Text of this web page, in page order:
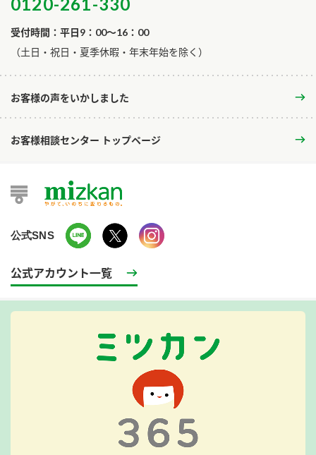
0120-261-330
受付時間：平日9：00～16：00
​（土日・祝日・夏季休暇・年末年始を除く）
お客様の声をいかしました
お客様相談センター トップページ
公式SNS
公式アカウント一覧